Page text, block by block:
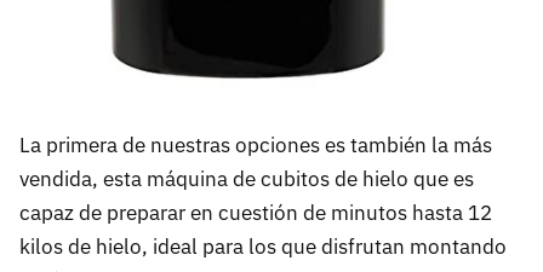
La primera de nuestras opciones es también la más
vendida, esta máquina de cubitos de hielo que es
capaz de preparar en cuestión de minutos hasta 12
kilos de hielo, ideal para los que disfrutan montando